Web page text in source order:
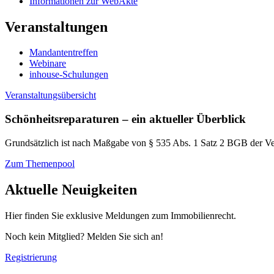
Veranstaltungen
Mandantentreffen
Webinare
inhouse-Schulungen
Veranstaltungsübersicht
Schönheitsreparaturen – ein aktueller Überblick
Grundsätzlich ist nach Maßgabe von § 535 Abs. 1 Satz 2 BGB der
Zum Themenpool
Aktuelle Neuigkeiten
Hier finden Sie exklusive Meldungen zum Immobilienrecht.
Noch kein Mitglied? Melden Sie sich an!
Registrierung